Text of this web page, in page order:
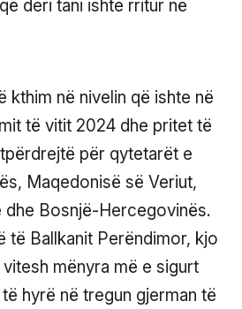
deri tani ishte rritur në
kthim në nivelin që ishte në
të vitit 2024 dhe pritet të
për qytetarët e
Maqedonisë së Veriut,
dhe Bosnjë-Hercegovinës.
të Ballkanit Perëndimor, kjo
mënyra më e sigurt
hyrë në tregun gjerman të